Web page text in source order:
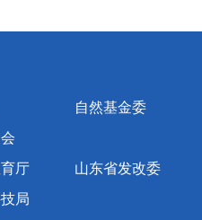
自然基金委
厅
山东省发改委
局